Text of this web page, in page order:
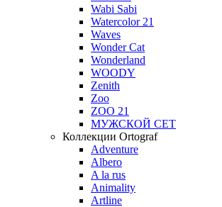
Wabi Sabi
Watercolor 21
Waves
Wonder Cat
Wonderland
WOODY
Zenith
Zoo
ZOO 21
МУЖСКОЙ СЕТ
Коллекции Ortograf
Adventure
Albero
A la rus
Animality
Artline